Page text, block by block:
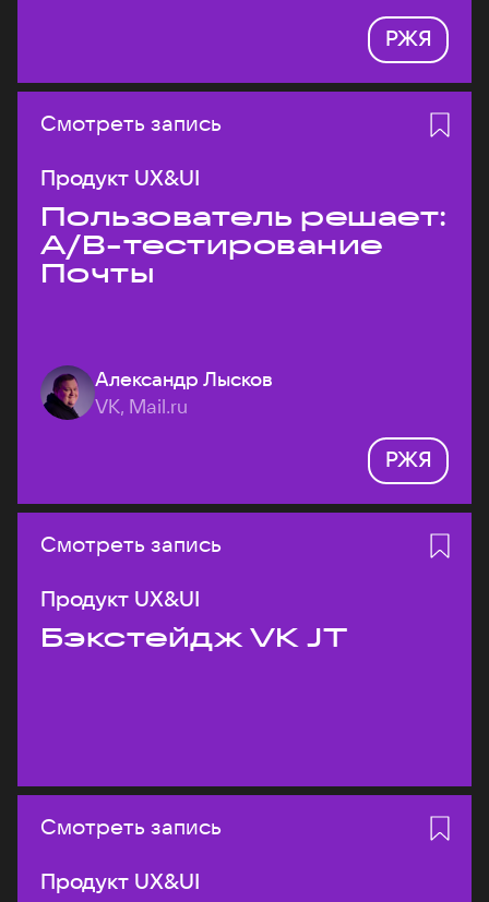
РЖЯ
Смотреть запись
Продукт UX&UI
Пользователь решает:
A/B-тестирование
Почты
Александр Лысков
VK, Mail.ru
РЖЯ
Смотреть запись
Продукт UX&UI
Бэкстейдж VK JT
Смотреть запись
Продукт UX&UI